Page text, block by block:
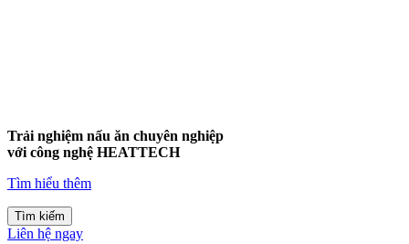
Trải nghiệm nấu ăn chuyên nghiệp
với công nghệ HEATTECH
Tìm hiểu thêm
Tìm kiếm
Liên hệ ngay